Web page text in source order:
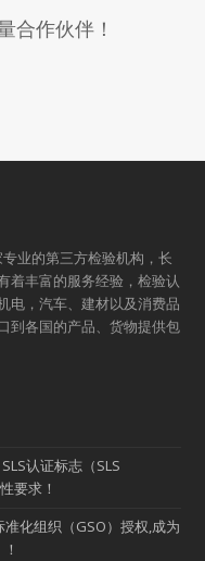
合作伙伴！
业的第三方检验机构，长
着丰富的服务经验，检验认
电，汽车、建材以及消费品
到各国的产品、货物提供包
认证标志（SLS
要求！
化组织（GSO）授权,成为